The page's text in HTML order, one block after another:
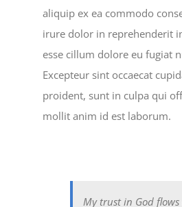
aliquip ex ea commodo
irure dolor in reprehenderit
esse cillum dolore eu fugiat
Excepteur sint occaecat
proident, sunt in culpa qui
mollit anim id est laborum.
My trust in God